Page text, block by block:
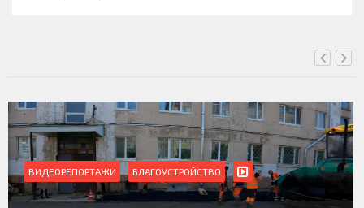
ВИДЕОРЕПОРТАЖИ